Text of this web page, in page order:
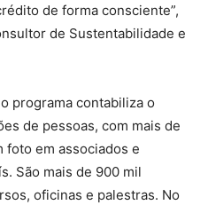
de forma consciente”,
de Sustentabilidade e
programa contabiliza o
de pessoas, com mais de
foto em associados e
São mais de 900 mil
oficinas e palestras. No